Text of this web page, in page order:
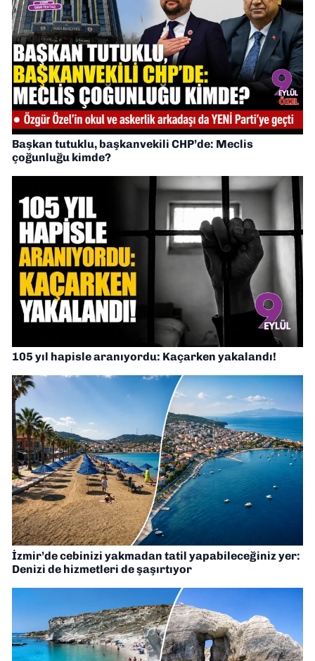
Başkan tutuklu, başkanvekili CHP’de: Meclis
çoğunluğu kimde?
105 yıl hapisle aranıyordu: Kaçarken yakalandı!
İzmir’de cebinizi yakmadan tatil yapabileceğiniz yer:
Denizi de hizmetleri de şaşırtıyor